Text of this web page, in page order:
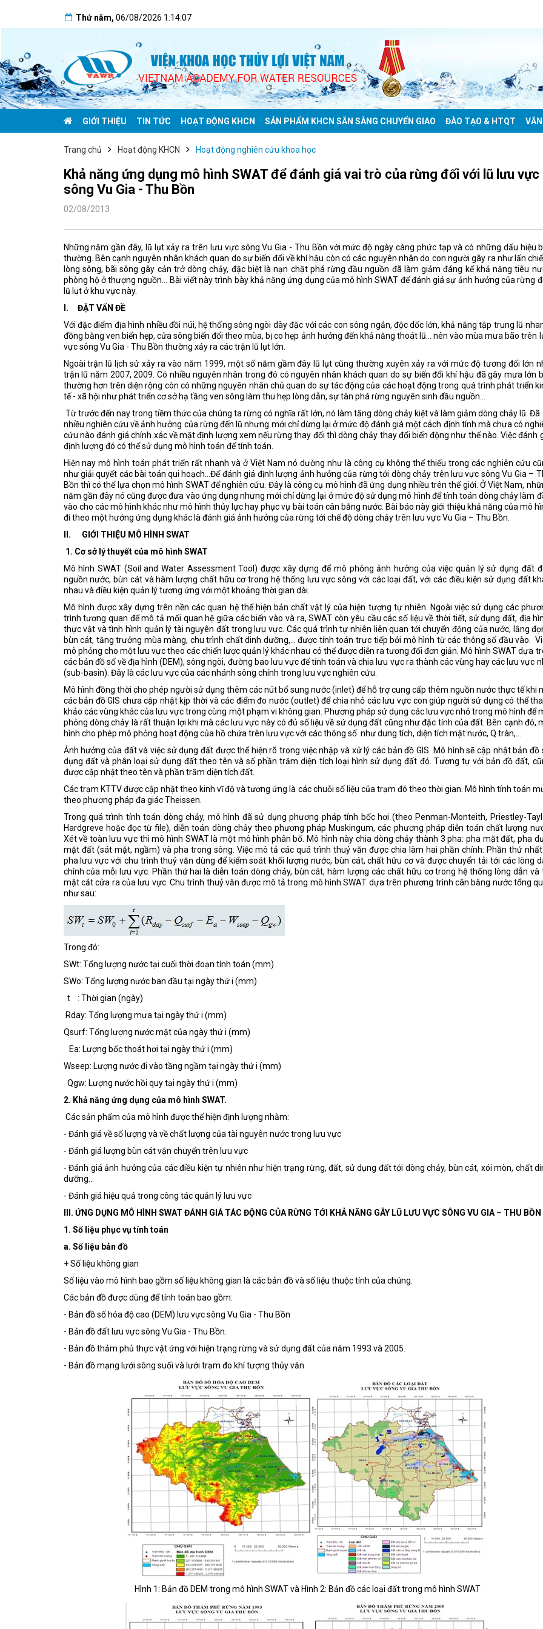
Thứ năm, 06/08/2026 1:14:08
GIỚI THIỆU TIN TỨC HOẠT ĐỘNG KHCN SẢN PHẨM KHCN SẴN SÀNG CHUYỂN GIAO ĐÀO TẠO & HTQT
Trang chủ Hoạt động KHCN Hoạt động nghiên cứu khoa học
Khả năng ứng dụng mô hình SWAT để đánh giá vai trò của rừng đối với lũ lưu vực
sông Vu Gia - Thu Bồn
02/08/2013
Những năm gần đây, lũ lụt xảy ra trên lưu vực sông Vu Gia - Thu Bồn với mức độ ngày càng phức tạp và có những dấu hiệu
thường. Bên cạnh nguyên nhân khách quan do sự biến đổi về khí hậu còn có các nguyên nhân do con người gây ra như lấn
lòng sông, bãi sông gây cản trở dòng chảy, đặc biệt là nạn chặt phá rừng đầu nguồn đã làm giảm đáng kể khả năng tiêu
phòng hộ ở thượng nguồn... Bài viết này trình bày khả năng ứng dụng của mô hình SWAT để đánh giá sự ảnh hưởng của rừng
lũ lụt ở khu vực này.
I. ĐẶT VẤN ĐỀ
Với đặc điểm địa hình nhiều đồi núi, hệ thống sông ngòi dày đặc với các con sông ngắn, độc dốc lớn, khả năng tập trung lũ
đồng bằng ven biển hẹp, cửa sông biến đổi theo mùa, bị co hẹp ảnh hưởng đến khả năng thoát lũ... nên vào mùa mưa bão trên
vực sông Vu Gia - Thu Bồn thường xảy ra các trận lũ lụt lớn.
Ngoài trận lũ lịch sử xảy ra vào năm 1999, một số năm gầm đây lũ lụt cũng thường xuyên xảy ra với mức độ tương đối lớn
trận lũ năm 2007, 2009. Có nhiều nguyên nhân trong đó có nguyên nhân khách quan do sự biến đổi khí hậu đã gây mưa lớn
thường hơn trên diện rộng còn có những nguyên nhân chủ quan do sự tác động của các hoạt động trong quá trình phát triển
tế - xã hội như phát triển cơ sở hạ tầng ven sông làm thu hẹp lòng dẫn, sự tàn phá rừng nguyên sinh đầu nguồn...
Từ trước đến nay trong tiềm thức của chúng ta rừng có nghĩa rất lớn, nó làm tăng dòng chảy kiệt và làm giảm dòng chảy lũ. Đã
nhiều nghiên cứu về ảnh hưởng của rừng đến lũ nhưng mới chỉ dừng lại ở mức độ đánh giá một cách định tính mà chưa có
cứu nào đánh giá chính xác về mặt định lượng xem nếu rừng thay đổi thì dòng chảy thay đổi biến động như thế nào. Việc đánh
định lượng đó có thể sử dụng mô hình toán để tính toán.
Hiện nay mô hình toán phát triển rất nhanh và ở Việt Nam nó dường như là công cụ không thể thiếu trong các nghiên cứu
như giải quyết các bài toán qui hoạch…Để đánh giá định lượng ảnh hưởng của rừng tới dòng chảy trên lưu vực sông Vu Gia –
Bồn thì có thể lựa chọn mô hình SWAT để nghiên cứu. Đây là công cụ mô hình đã ứng dụng nhiều trên thế giới. Ở Việt Nam,
năm gần đây nó cũng được đưa vào ứng dụng nhưng mới chỉ dừng lại ở mức độ sử dụng mô hình để tính toán dòng chảy làm
vào cho các mô hình khác như mô hình thủy lực hay phục vụ bài toán cân bằng nước. Bài báo này giới thiệu khả năng của mô
đi theo một hướng ứng dụng khác là đánh giá ảnh hưởng của rừng tới chế độ dòng chảy trên lưu vực Vu Gia – Thu Bồn.
II. GIỚI THIỆU MÔ HÌNH SWAT
1. Cơ sở lý thuyết của mô hình SWAT
Mô hình SWAT (Soil and Water Assessment Tool) được xây dựng để mô phỏng ảnh hưởng của việc quản lý sử dụng đất
nguồn nước, bùn cát và hàm lượng chất hữu cơ trong hệ thống lưu vực sông với các loại đất, với các điều kiện sử dụng đất
nhau và điều kiện quản lý tương ứng với một khoảng thời gian dài.
Mô hình được xây dựng trên nền các quan hệ thể hiện bản chất vật lý của hiện tượng tự nhiên. Ngoài việc sử dụng các
trình tương quan để mô tả mối quan hệ giữa các biến vào và ra, SWAT còn yêu cầu các số liệu về thời tiết, sử dụng đất, địa
thực vật và tình hình quản lý tài nguyên đất trong lưu vực. Các quá trình tự nhiên liên quan tới chuyển động của nước, lắng
bùn cát, tăng trưởng mùa màng, chu trình chất dinh dưỡng,… được tính toán trực tiếp bởi mô hình từ các thông số đầu vào.
mô phỏng cho một lưu vực theo các chiến lược quản lý khác nhau có thể được diễn ra tương đối đơn giản. Mô hình SWAT dựa
các bản đồ số về địa hình (DEM), sông ngòi, đường bao lưu vực để tính toán và chia lưu vực ra thành các vùng hay các lưu vực
(sub-basin). Đây là các lưu vực của các nhánh sông chính trong lưu vực nghiên cứu.
Mô hình đồng thời cho phép người sử dụng thêm các nút bổ sung nước (inlet) để hỗ trợ cung cấp thêm nguồn nước thực tế khi
các bản đồ GIS chưa cập nhật kịp thời và các điểm đo nước (outlet) để chia nhỏ các lưu vực con giúp người sử dụng có thể
khảo các vùng khác của lưu vực trong cùng một phạm vi không gian. Phương pháp sử dụng các lưu vực nhỏ trong mô hình để
phỏng dòng chảy là rất thuận lợi khi mà các lưu vực này có đủ số liệu về sử dụng đất cũng như đặc tính của đất. Bên cạnh đó,
hình cho phép mô phỏng hoạt động của hồ chứa trên lưu vực với các thông số như dung tích, diện tích mặt nước, Q tràn,...
Ảnh hưởng của đất và việc sử dụng đất được thể hiện rõ trong việc nhập và xử lý các bản đồ GIS. Mô hình sẽ cập nhật bản đồ
dụng đất và phân loại sử dụng đất theo tên và số phần trăm diện tích loại hình sử dụng đất đó. Tương tự với bản đồ đất,
được cập nhật theo tên và phần trăm diện tích đất.
Các trạm KTTV được cập nhật theo kinh vĩ độ và tương ứng là các chuỗi số liệu của trạm đó theo thời gian. Mô hình tính toán
theo phương pháp đa giác Theissen.
Trong quá trình tính toán dòng chảy, mô hình đã sử dụng phương pháp tính bốc hơi (theo Penman-Monteith, Priestley-
Hardgreve hoặc đọc từ file), diễn toán dòng chảy theo phương pháp Muskingum, các phương pháp diễn toán chất lượng
Xét về toàn lưu vực thì mô hình SWAT là một mô hình phân bố. Mô hình này chia dòng chảy thành 3 pha: pha mặt đất, pha
mặt đất (sát mặt, ngầm) và pha trong sông. Việc mô tả các quá trình thuỷ văn được chia làm hai phần chính: Phần thứ
pha lưu vực với chu trình thuỷ văn dùng để kiểm soát khối lượng nước, bùn cát, chất hữu cơ và được chuyển tải tới các lòng
chính của mỗi lưu vực. Phần thứ hai là diễn toán dòng chảy, bùn cát, hàm lượng các chất hữu cơ trong hệ thống lòng dẫn và
mặt cắt cửa ra của lưu vực. Chu trình thuỷ văn được mô tả trong mô hình SWAT dựa trên phương trình cân bằng nước tổng
như sau:
Trong đó:
SWt: Tổng lượng nước tại cuối thời đoạn tính toán (mm)
SWo: Tổng lượng nước ban đầu tại ngày thứ i (mm)
t : Thời gian (ngày)
Rday: Tổng lượng mưa tại ngày thứ i (mm)
Qsurf: Tổng lượng nước mặt của ngày thứ i (mm)
Ea: Lượng bốc thoát hơi tại ngày thứ i (mm)
Wseep: Lượng nước đi vào tầng ngầm tại ngày thứ i (mm)
Qgw: Lượng nước hồi quy tại ngày thứ i (mm)
2. Khả năng ứng dụng của mô hình SWAT.
Các sản phẩm của mô hình được thể hiện định lượng nhằm:
- Đánh giá về số lượng và về chất lượng của tài nguyên nước trong lưu vực
- Đánh giá lượng bùn cát vận chuyển trên lưu vực
- Đánh giá ảnh hưởng của các điều kiện tự nhiên như hiện trạng rừng, đất, sử dụng đất tới dòng chảy, bùn cát, xói mòn, chất
dưỡng…
- Đánh giá hiệu quả trong công tác quản lý lưu vực
III. ỨNG DỤNG MÔ HÌNH SWAT ĐÁNH GIÁ TÁC ĐỘNG CỦA RỪNG TỚI KHẢ NĂNG GÂY LŨ LƯU VỰC SÔNG VU GIA – THU BỒN
1. Số liệu phục vụ tính toán
a. Số liệu bản đồ
+ Số liệu không gian
Số liệu vào mô hình bao gồm số liệu không gian là các bản đồ và số liệu thuộc tính của chúng.
Các bản đồ được dùng để tính toán bao gồm:
- Bản đồ số hóa độ cao (DEM) lưu vực sông Vu Gia - Thu Bồn
- Bản đồ đất lưu vực sông Vu Gia - Thu Bồn.
- Bản đồ thảm phủ thực vật ứng với hiện trạng rừng và sử dụng đất của năm 1993 và 2005.
- Bản đồ mạng lưới sông suối và lưới trạm đo khí tượng thủy văn
Hình 1: Bản đồ DEM trong mô hình SWAT và Hình 2: Bản đồ các loại đất trong mô hình SWAT